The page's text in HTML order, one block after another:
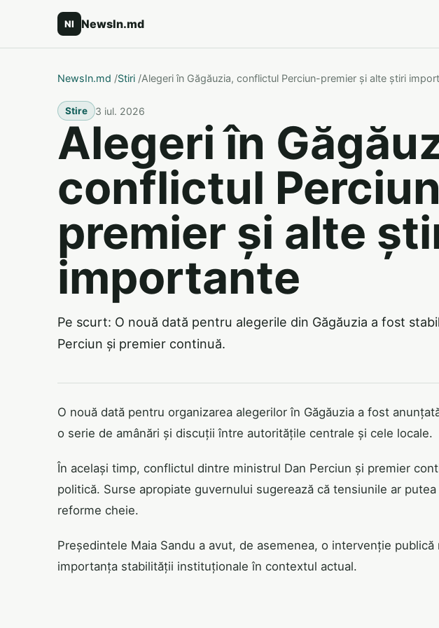
NI NewsIn.md
NewsIn.md /Stiri /Alegeri în Găgăuzia, conflictul Perciun-premier și alte știri
Stire 3 iul. 2026
Alegeri în
conflictul
premier și alte
importante
Pe scurt: O nouă dată pentru alegerile din Găgăuzia a fost
Perciun și premier continuă.
O nouă dată pentru organizarea alegerilor în Găgăuzia a fost
o serie de amânări și discuții între autoritățile centrale și cele locale.
În același timp, conflictul dintre ministrul Dan Perciun și premier
politică. Surse apropiate guvernului sugerează că tensiunile ar
reforme cheie.
Președintele Maia Sandu a avut, de asemenea, o intervenție
importanța stabilității instituționale în contextul actual.